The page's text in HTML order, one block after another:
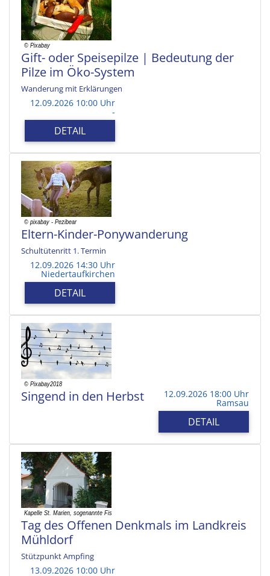
Gift- oder Speisepilze | Bedeutung der
Pilze im Öko-System
Wanderung mit Erklärungen
12.09.2026 10:00 Uhr
-
DETAIL
Eltern-Kinder-Ponywanderung
Schultütenritt 1. Termin
12.09.2026 14:30 Uhr
Niedertaufkirchen
DETAIL
Singend in den Herbst 12.09.2026 18:00 Uhr
Ramsau
DETAIL
Tag des Offenen Denkmals im Landkreis
Mühldorf
Stützpunkt Ampfing
13.09.2026 10:00 Uhr